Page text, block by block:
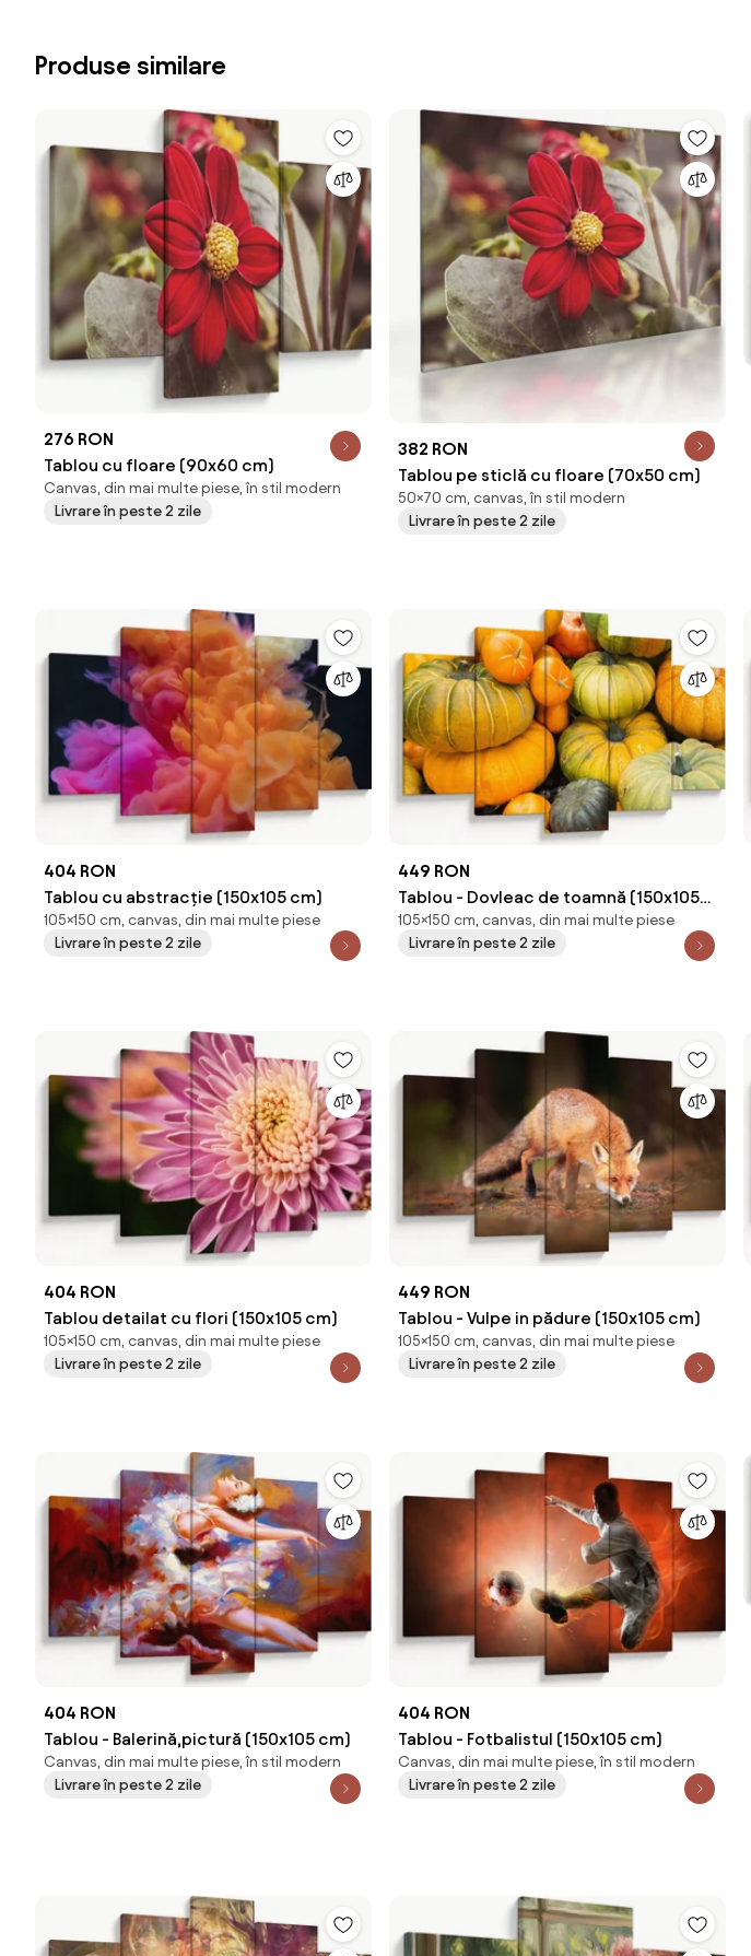
Produse similare
276 RON
Tablou cu floare (90x60 cm)
Canvas, din mai multe piese, în stil modern
Livrare în peste 2 zile
382 RON
Tablou pe sticlă cu floare (70x50 cm)
50×70 cm, canvas, în stil modern
Livrare în peste 2 zile
404 RON
Tablou cu abstracție (150x105 cm)
105×150 cm, canvas, din mai multe piese
Livrare în peste 2 zile
449 RON
Tablou - Dovleac de toamnă (150x105
cm)
105×150 cm, canvas, din mai multe piese
Livrare în peste 2 zile
404 RON
Tablou detailat cu flori (150x105 cm)
105×150 cm, canvas, din mai multe piese
Livrare în peste 2 zile
449 RON
Tablou - Vulpe in pădure (150x105 cm)
105×150 cm, canvas, din mai multe piese
Livrare în peste 2 zile
404 RON
Tablou - Balerină,pictură (150x105 cm)
Canvas, din mai multe piese, în stil modern
Livrare în peste 2 zile
404 RON
Tablou - Fotbalistul (150x105 cm)
Canvas, din mai multe piese, în stil modern
Livrare în peste 2 zile